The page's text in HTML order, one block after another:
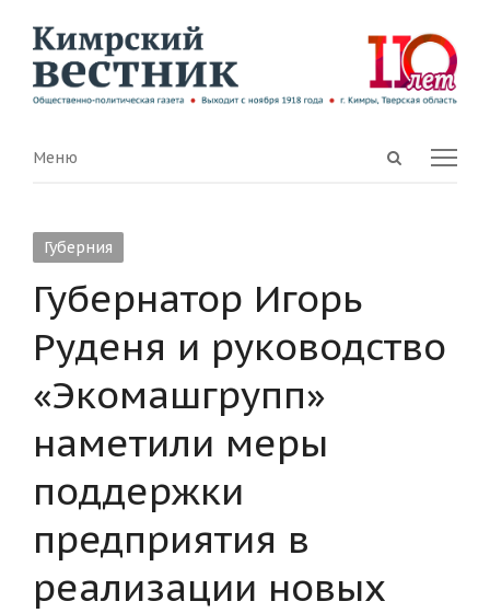
Open
Menu
Меню
Губерния
Губернатор Игорь
Руденя и руководство
«Экомашгрупп»
наметили меры
поддержки
предприятия в
реализации новых